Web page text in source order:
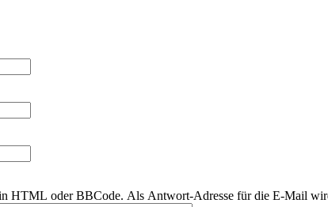
HTML oder BBCode. Als Antwort-Adresse für die E-Mail